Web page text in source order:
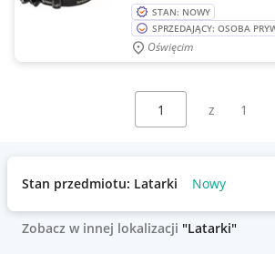
STAN: NOWY
SPRZEDAJĄCY: OSOBA
Oświęcim
Wybierz stronę:
z 1
Stan przedmiotu: Latarki Nowy
Zobacz w innej lokalizacji "Latarki"